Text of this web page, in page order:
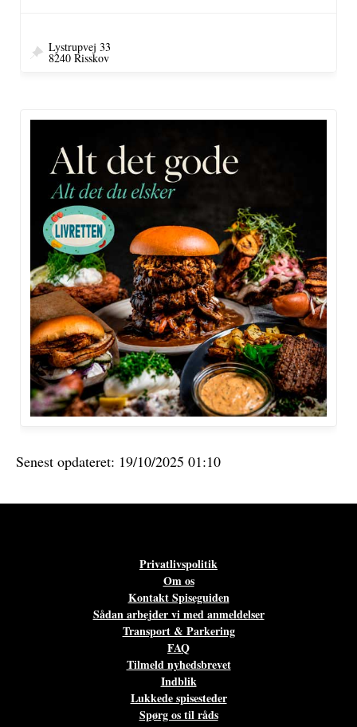
Lystrupvej 33
8240 Risskov
Senest opdateret: 19/10/2025 01:10
Privatlivspolitik
Om os
Kontakt Spiseguiden
Sådan arbejder vi med anmeldelser
Transport & Parkering
FAQ
Tilmeld nyhedsbrevet
Indblik
Lukkede spisesteder
Spørg os til råds